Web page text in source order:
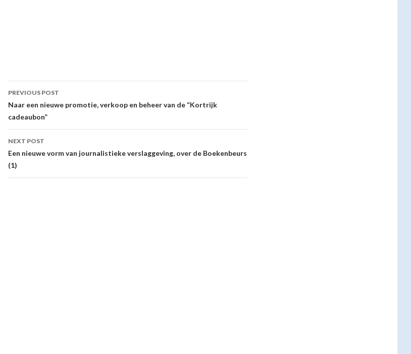
Post
navigation
PREVIOUS POST
Naar een nieuwe promotie, verkoop en beheer van de “Kortrijk
cadeaubon”
NEXT POST
Een nieuwe vorm van journalistieke verslaggeving, over de Boekenbeurs
(1)